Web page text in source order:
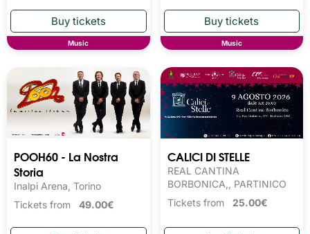
Music Music
POOH60 - La Nostra
Storia
Inalpi Arena, Torino
Tickets from 49.00€
CALICI DI STELLE
REAL CANTINA
BORBONICA,, PARTINICO
Tickets from 25.00€